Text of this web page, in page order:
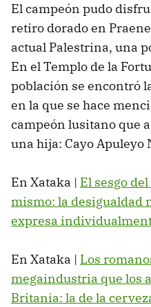
El campeón pudo
retiro dorado en
actual Palestrina, una
En el Templo de la
población se encontró
en la que se hace
campeón lusitano que
una hija: Cayo
En Xataka | El sesgo
mismo: la desigualdad
expresa
En Xataka | Los
megaindustria que los
Britania: la de la